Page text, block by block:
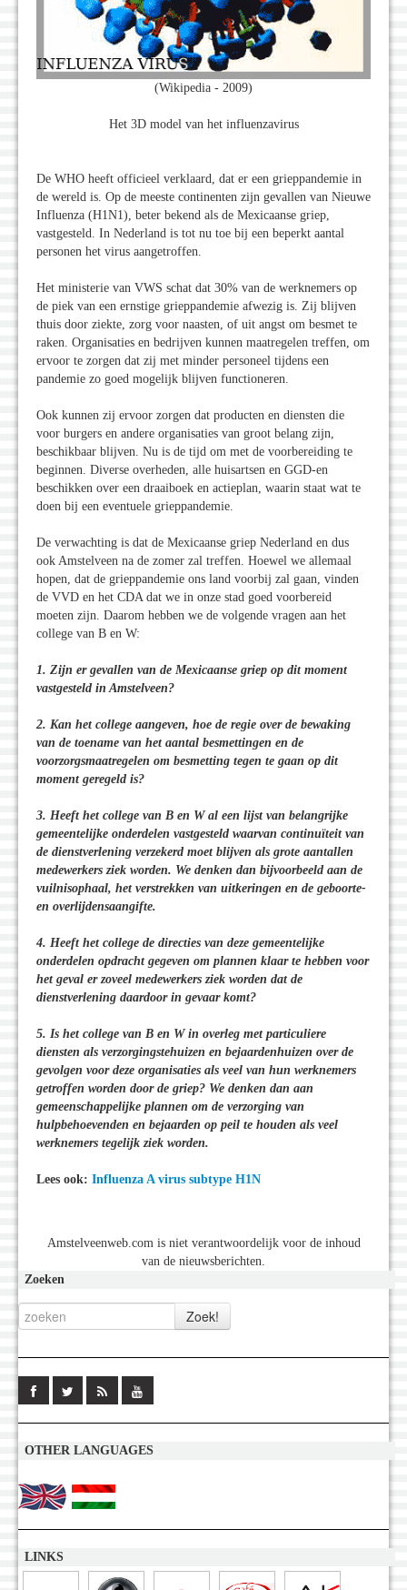
(Wikipedia - 2009)
Het 3D model van het influenzavirus
De WHO heeft officieel verklaard, dat er een grieppandemie in
de wereld is. Op de meeste continenten zijn gevallen van Nieuwe
Influenza (H1N1), beter bekend als de Mexicaanse griep,
vastgesteld. In Nederland is tot nu toe bij een beperkt aantal
personen het virus aangetroffen.
Het ministerie van VWS schat dat 30% van de werknemers op
de piek van een ernstige grieppandemie afwezig is. Zij blijven
thuis door ziekte, zorg voor naasten, of uit angst om besmet te
raken. Organisaties en bedrijven kunnen maatregelen treffen, om
ervoor te zorgen dat zij met minder personeel tijdens een
pandemie zo goed mogelijk blijven functioneren.
Ook kunnen zij ervoor zorgen dat producten en diensten die
voor burgers en andere organisaties van groot belang zijn,
beschikbaar blijven. Nu is de tijd om met de voorbereiding te
beginnen. Diverse overheden, alle huisartsen en GGD-en
beschikken over een draaiboek en actieplan, waarin staat wat te
doen bij een eventuele grieppandemie.
De verwachting is dat de Mexicaanse griep Nederland en dus
ook Amstelveen na de zomer zal treffen. Hoewel we allemaal
hopen, dat de grieppandemie ons land voorbij zal gaan, vinden
de VVD en het CDA dat we in onze stad goed voorbereid
moeten zijn. Daarom hebben we de volgende vragen aan het
college van B en W:
1. Zijn er gevallen van de Mexicaanse griep op dit moment
vastgesteld in Amstelveen?
2. Kan het college aangeven, hoe de regie over de bewaking
van de toename van het aantal besmettingen en de
voorzorgsmaatregelen om besmetting tegen te gaan op dit
moment geregeld is?
3. Heeft het college van B en W al een lijst van belangrijke
gemeentelijke onderdelen vastgesteld waarvan continuïteit van
de dienstverlening verzekerd moet blijven als grote aantallen
medewerkers ziek worden. We denken dan bijvoorbeeld aan de
vuilnisophaal, het verstrekken van uitkeringen en de geboorte-
en overlijdensaangifte.
4. Heeft het college de directies van deze gemeentelijke
onderdelen opdracht gegeven om plannen klaar te hebben voor
het geval er zoveel medewerkers ziek worden dat de
dienstverlening daardoor in gevaar komt?
5. Is het college van B en W in overleg met particuliere
diensten als verzorgingstehuizen en bejaardenhuizen over de
gevolgen voor deze organisaties als veel van hun werknemers
getroffen worden door de griep? We denken dan aan
gemeenschappelijke plannen om de verzorging van
hulpbehoevenden en bejaarden op peil te houden als veel
werknemers tegelijk ziek worden.
Lees ook: Influenza A virus subtype H1N
Amstelveenweb.com is niet verantwoordelijk voor de inhoud
van de nieuwsberichten.
Zoeken
OTHER LANGUAGES
LINKS